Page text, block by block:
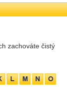
zachováte čistý